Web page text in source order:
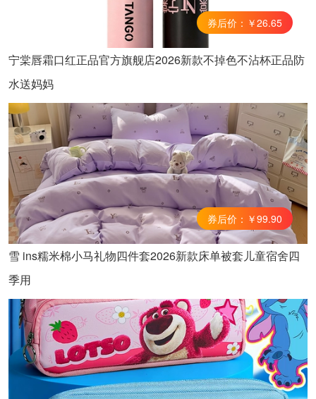
券后价：￥26.65
宁棠唇霜口红正品官方旗舰店2026新款不掉色不沾杯正品防
水送妈妈
券后价：￥99.90
雪 ins糯米棉小马礼物四件套2026新款床单被套儿童宿舍四
季用